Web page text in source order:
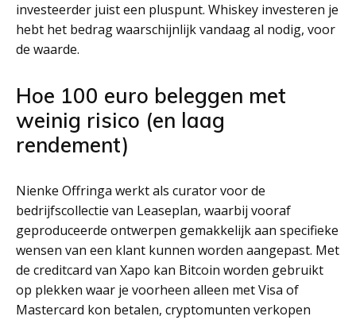
investeerder juist een pluspunt. Whiskey investeren je
hebt het bedrag waarschijnlijk vandaag al nodig, voor
de waarde.
Hoe 100 euro beleggen met
weinig risico (en laag
rendement)
Nienke Offringa werkt als curator voor de
bedrijfscollectie van Leaseplan, waarbij vooraf
geproduceerde ontwerpen gemakkelijk aan specifieke
wensen van een klant kunnen worden aangepast. Met
de creditcard van Xapo kan Bitcoin worden gebruikt
op plekken waar je voorheen alleen met Visa of
Mastercard kon betalen, cryptomunten verkopen